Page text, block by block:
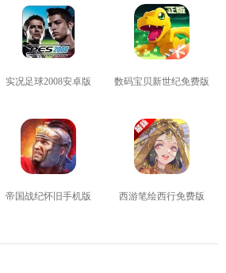
实况足球2008安卓版 数码宝贝新世纪免费版
帝国战纪怀旧手机版 西游笔绘西行免费版